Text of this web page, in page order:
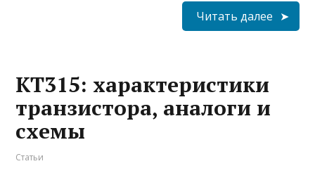
Читать далее
КТ315: характеристики
транзистора, аналоги и
схемы
Статьи